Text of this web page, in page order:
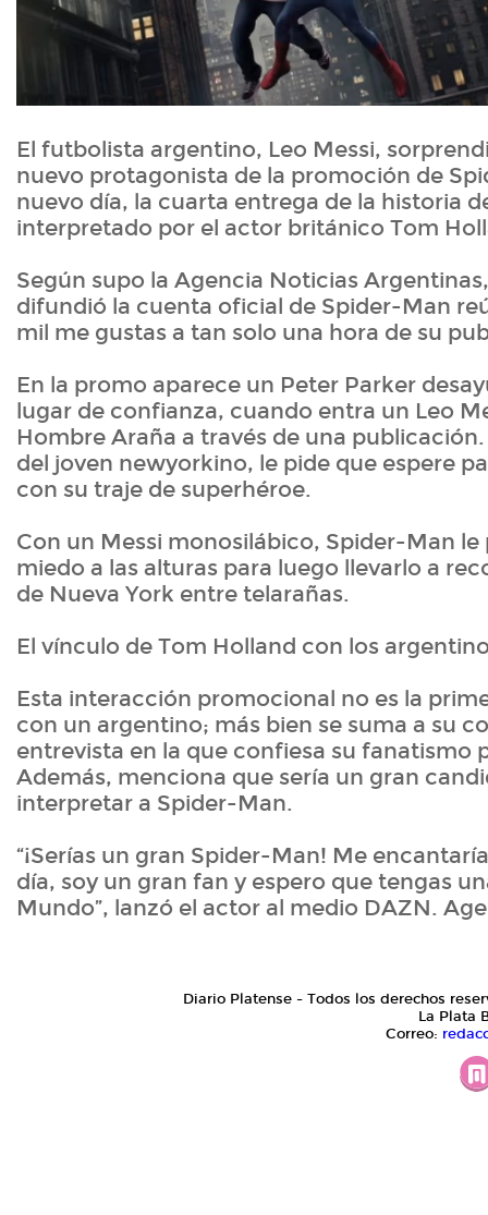
El futbolista argentino, Leo Messi,
nuevo protagonista de la promoción de
nuevo día, la cuarta entrega de la historia
interpretado por el actor británico Tom
Según supo la Agencia Noticias
difundió la cuenta oficial de Spider-Man
mil me gustas a tan solo una hora de su
En la promo aparece un Peter Parker
lugar de confianza, cuando entra un Leo
Hombre Araña a través de una
del joven newyorkino, le pide que espere
con su traje de superhéroe.
Con un Messi monosilábico, Spider-Man
miedo a las alturas para luego llevarlo a
de Nueva York entre telarañas.
El vínculo de Tom Holland con los
Esta interacción promocional no es la
con un argentino; más bien se suma a su
entrevista en la que confiesa su fanatismo
Además, menciona que sería un gran
interpretar a Spider-Man.
“¡Serías un gran Spider-Man! Me
día, soy un gran fan y espero que tengas
Mundo”, lanzó el actor al medio DAZN.
Diario Platense - Todos los derechos
La Plata
Correo: